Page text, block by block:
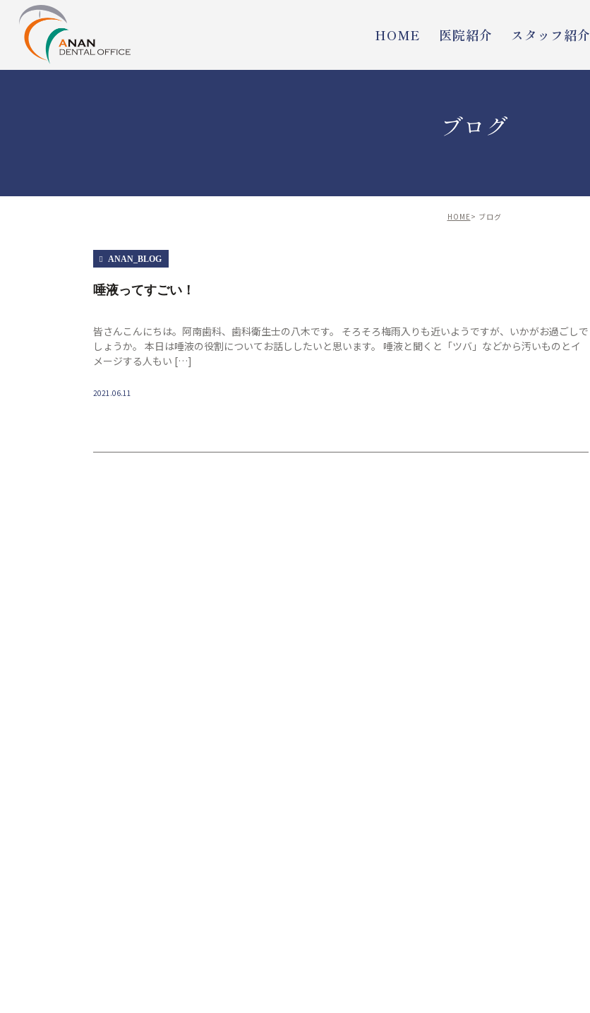
HOME 医院紹介 スタッフ紹介
ブログ
HOME ブログ
ANAN_BLOG
唾液ってすごい！
皆さんこんにちは。阿南歯科、歯科衛生士の八木です。 そろそろ梅雨入りも近いようですが、いかがお過ごしで
しょうか。 本日は唾液の役割についてお話ししたいと思います。 唾液と聞くと「ツバ」などから汚いものとイ
メージする人もい […]
2021.06.11